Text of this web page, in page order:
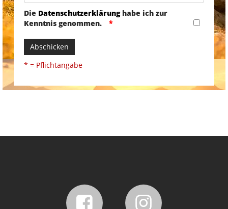
Die Datenschutzerklärunghabe ich zur
Kenntnis genommen.
Abschicken
* = Pflichtangabe